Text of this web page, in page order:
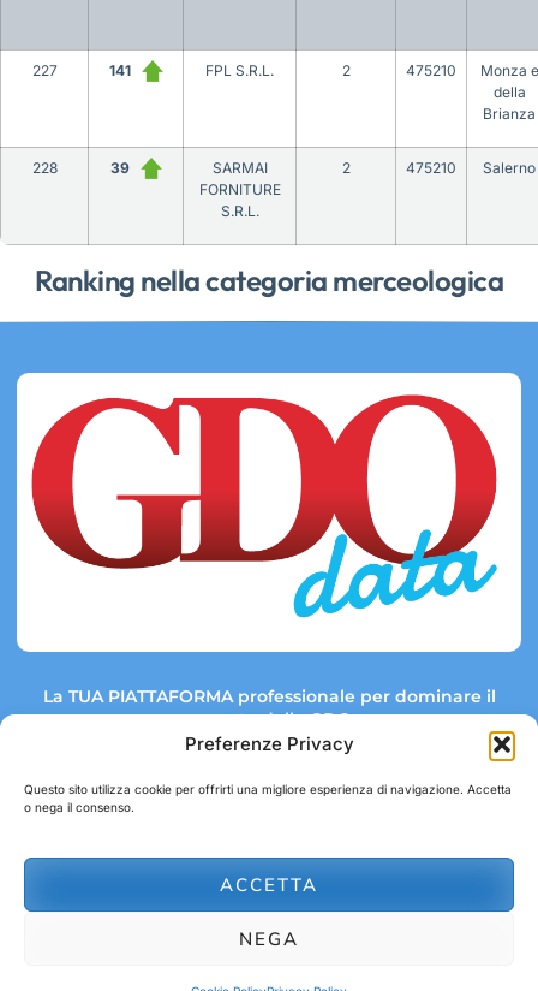
Preferenze Privacy
Questo sito utilizza cookie per offrirti una migliore esperienza di navigazione. Accetta
o nega il consenso.
ACCETTA
NEGA
Ranking nella categoria merceologica
227 141 FPL S.R.L. 2 475210
Monza e
della
Brianza
228 39
SARMAI
FORNITURE
S.R.L.
2 475210 Salerno
La TUA PIATTAFORMA professionale per dominare il
mercato della GDO.
Link rapidi:
abbonamenti@gdodata.it